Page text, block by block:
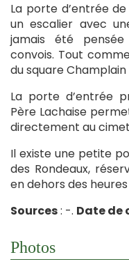
La porte d’entrée
un escalier avec
jamais été
convois. Tout
du square
La porte d’entrée
Père Lachaise
directement au
Il existe une petite
des Rondeaux,
en dehors des
Sources: -. Date de
Photos